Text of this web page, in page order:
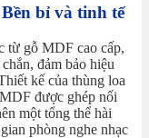
bỉ và tinh tế
từ gỗ MDF cao cấp,
đảm bảo hiệu
kế của thùng loa
được ghép nối
một tổng thể hài
phòng nghe nhạc